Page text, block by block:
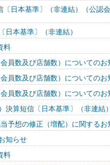
日本基準〕（非連結）（公認
日本基準〕（非連結）
料
数及び店舗数）についてのお
数及び店舗数）についてのお
数及び店舗数）についてのお
算短信〔日本基準〕（非連結）
予想の修正（増配）に関するお
知らせ
料